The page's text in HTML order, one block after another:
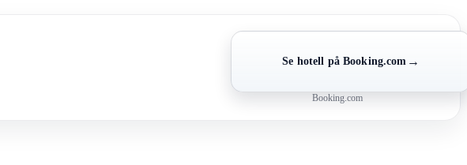
Se hotell på Booking.com →
Booking.com